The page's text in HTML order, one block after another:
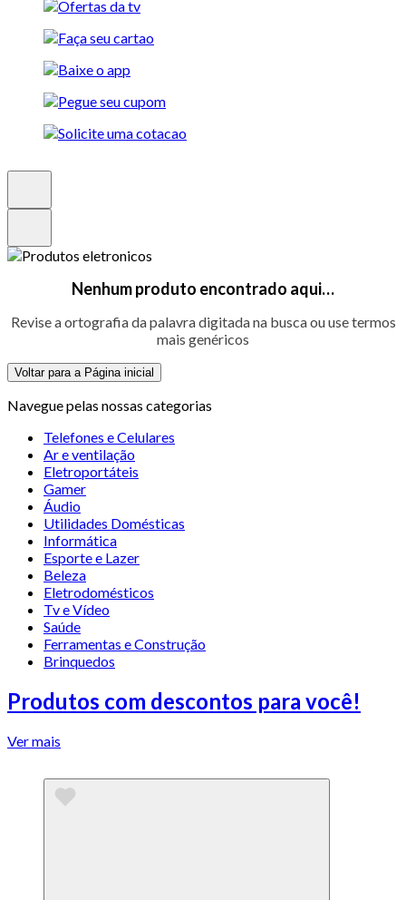
Nenhum produto encontrado aqui…
Revise a ortografia da palavra digitada na busca ou use termos
mais genéricos
Voltar para a Página inicial
Navegue pelas nossas categorias
Telefones e Celulares
Ar e ventilação
Eletroportáteis
Gamer
Áudio
Utilidades Domésticas
Informática
Esporte e Lazer
Beleza
Eletrodomésticos
Tv e Vídeo
Saúde
Ferramentas e Construção
Brinquedos
Produtos com descontos para você!
Ver mais